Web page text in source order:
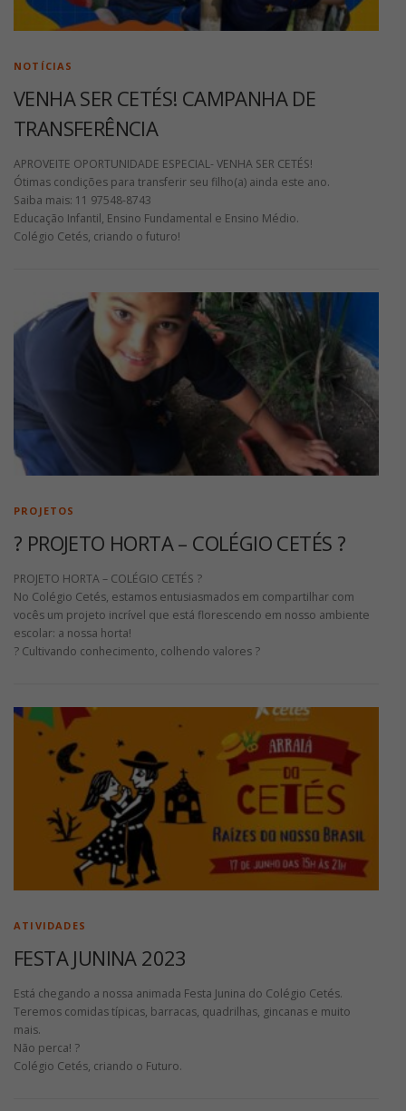
NOTÍCIAS
VENHA SER CETÉS! CAMPANHA DE
TRANSFERÊNCIA
APROVEITE OPORTUNIDADE ESPECIAL- VENHA SER CETÉS!
Ótimas condições para transferir seu filho(a) ainda este ano.
Saiba mais: 11 97548-8743
Educação Infantil, Ensino Fundamental e Ensino Médio.
Colégio Cetés, criando o futuro!
PROJETOS
? PROJETO HORTA – COLÉGIO CETÉS ?
PROJETO HORTA – COLÉGIO CETÉS ?
No Colégio Cetés, estamos entusiasmados em compartilhar com
vocês um projeto incrível que está florescendo em nosso ambiente
escolar: a nossa horta!
? Cultivando conhecimento, colhendo valores ?
ATIVIDADES
FESTA JUNINA 2023
Está chegando a nossa animada Festa Junina do Colégio Cetés.
Teremos comidas típicas, barracas, quadrilhas, gincanas e muito
mais.
Não perca! ?
Colégio Cetés, criando o Futuro.